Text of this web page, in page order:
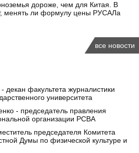
дороже, чем для Китая. В
менять ли формулу цены РУСАЛа
все новости
декан факультета журналистики
университета
- председатель правления
организации РСВА
председателя Комитета
Думы по физической культуре и